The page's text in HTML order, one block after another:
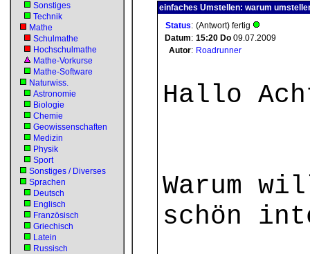
Sonstiges
Technik
Mathe
Schulmathe
Hochschulmathe
Mathe-Vorkurse
Mathe-Software
Naturwiss.
Astronomie
Biologie
Chemie
Geowissenschaften
Medizin
Physik
Sport
Sonstiges / Diverses
Sprachen
Deutsch
Englisch
Französisch
Griechisch
Latein
Russisch
einfaches Umstellen: warum
Status: (Antwort) fertig
Datum: 15:20 Do 09.07.2009
Autor: Roadrunner
Hallo
Warum
schön